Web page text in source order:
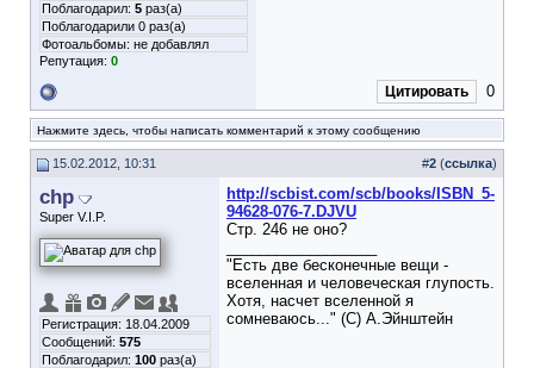
Поблагодарил: 5 раз(а)
Поблагодарили 0 раз(а)
Фотоальбомы: не добавлял
Репутация: 0
Цитировать 0
Нажмите здесь, чтобы написать комментарий к этому сообщению
15.02.2012, 10:31 #2 (ссылка)
chp
Super V.I.P.
Регистрация: 18.04.2009
Сообщений: 575
Поблагодарил: 100 раз(а)
http://scbist.com/scb/books/ISBN_5-
94628-076-7.DJVU
Стр. 246 не оно?
"Есть две бесконечные вещи -
вселенная и человеческая глупость.
Хотя, насчет вселенной я
сомневаюсь..." (С) А.Эйнштейн